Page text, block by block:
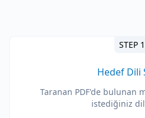
STEP 1
Hedef Dili
Taranan PDF'de bulunan
istediğiniz